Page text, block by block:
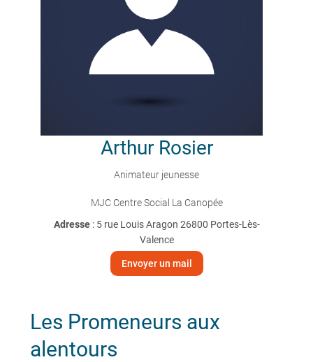
Arthur Rosier
Animateur jeunesse
MJC Centre Social La Canopée
Adresse : 5 rue Louis Aragon 26800 Portes-Lès-
Valence
Envoyer un mail
Les Promeneurs aux
alentours